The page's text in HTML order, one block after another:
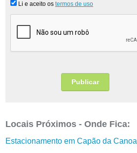
Locais Próximos - Onde Fica:
Estacionamento em Capão da Canoa